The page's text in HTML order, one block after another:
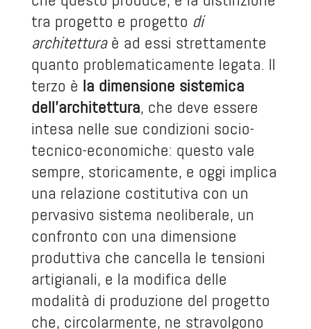
tra progetto e progetto di
architetturaè ad essi strettamente
quanto problematicamente legata. Il
terzo è la dimensione sistemica
dell’architettura, che deve essere
intesa nelle sue condizioni socio-
tecnico-economiche: questo vale
sempre, storicamente, e oggi implica
una relazione costitutiva con un
pervasivo sistema neoliberale, un
confronto con una dimensione
produttiva che cancella le tensioni
artigianali, e la modifica delle
modalità di produzione del progetto
che, circolarmente, ne stravolgono